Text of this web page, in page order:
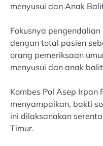
menyusui dan Anak
Fokusnya
dengan total pasien
orang pemeriksaan
menyusui dan anak
Kombes Pol Asep Irpan
menyampaikan, bakti
ini dilaksanakan
Timur.